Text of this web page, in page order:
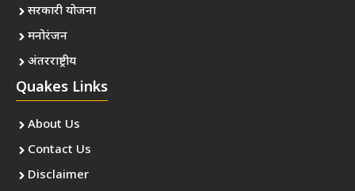
सरकारी योजना
मनोरंजन
अंतरराष्ट्रीय
Quakes Links
About Us
Contact Us
Disclaimer